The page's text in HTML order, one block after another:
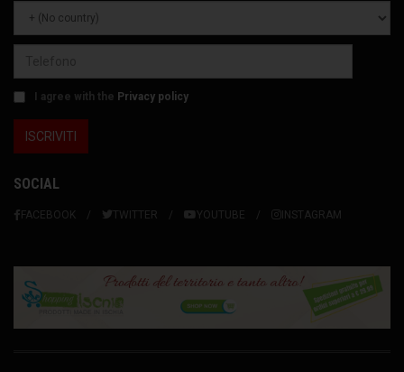
I agree with the Privacy policy
SOCIAL
FACEBOOK TWITTER YOUTUBE INSTAGRAM